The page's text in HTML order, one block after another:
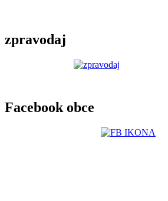
zpravodaj
Facebook obce